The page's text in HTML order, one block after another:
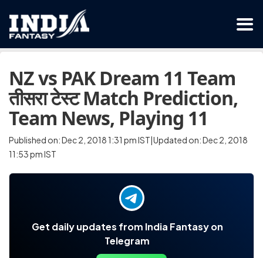
NZ vs PAK Dream 11 Team
तीसरा टेस्ट Match Prediction,
Team News, Playing 11
Published on: Dec 2, 2018 1:31 pm IST|Updated on: Dec 2, 2018
11:53 pm IST
Get daily updates from India Fantasy on
Telegram